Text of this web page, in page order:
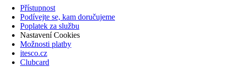
Přístupnost
Podívejte se, kam doručujeme
Poplatek za službu
Nastavení Cookies
Možnosti platby
itesco.cz
Clubcard